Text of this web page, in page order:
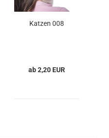
Katzen 008
ab 2,20 EUR